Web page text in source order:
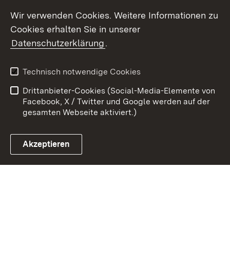
Link zum Landesportal
Kontakt
Barrierefreiheit
Impressum
Cookies
Wir verwenden Cookies. Weitere Informationen zu
Cookies erhalten Sie in unserer
Datenschutzerklärung.
Technisch notwendige Cookies
Drittanbieter-Cookies (Social-Media-Elemente von
Facebook, X / Twitter und Google werden auf der
gesamten Webseite aktiviert.)
Akzeptieren